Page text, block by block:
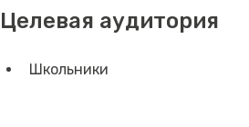
Целевая аудитория
Школьники